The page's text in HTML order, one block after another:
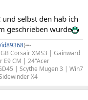
selbst den hab ich
geschrieben wurde
}=-​
Corsair XMS3 | Gainward
E9 CM | 24"Acer
| Scythe Mugen 3 | Win7
X4​